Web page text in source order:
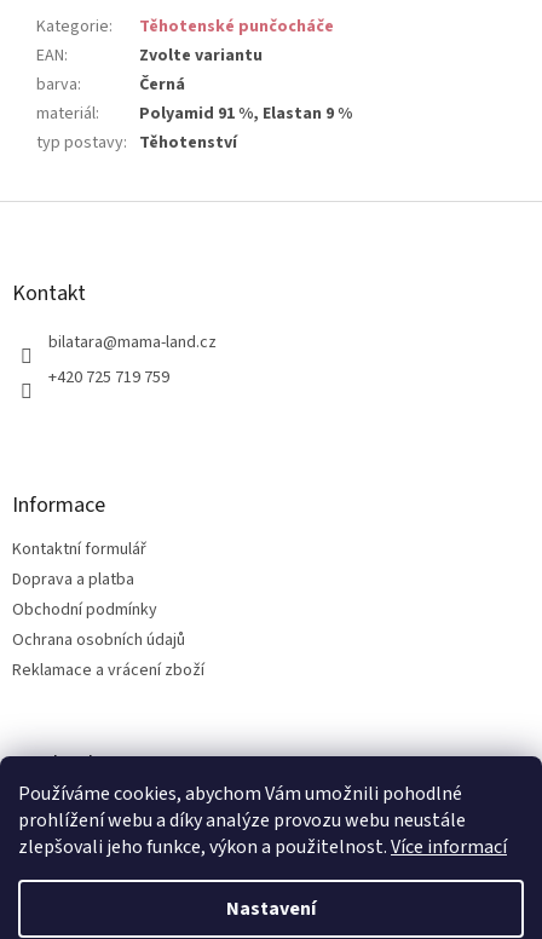
Používáme cookies, abychom Vám umožnili pohodlné
prohlížení webu a díky analýze provozu webu neustále
zlepšovali jeho funkce, výkon a použitelnost.Více informací
Nastavení
Kategorie:
Těhotenské punčocháče
EAN:
Zvolte variantu
barva:
Černá
materiál:
Polyamid 91 %, Elastan 9 %
typ postavy: Těhotenství
Z
Kontakt
bilatara@mama-land.cz
+420 725 719 759
Informace
Kontaktní formulář
Doprava a platba
Obchodní podmínky
Ochrana osobních údajů
Reklamace a vrácení zboží
Facebook